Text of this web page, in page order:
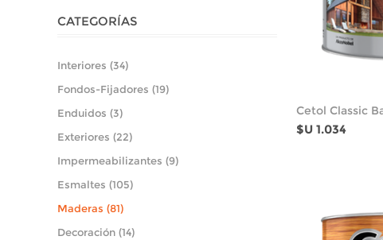
Cetol Classic
$U 1.034
CATEGORÍAS
Interiores (34)
Fondos-Fijadores (19)
Enduidos (3)
Exteriores (22)
Impermeabilizantes (9)
Esmaltes (105)
Maderas (81)
Decoración (14)